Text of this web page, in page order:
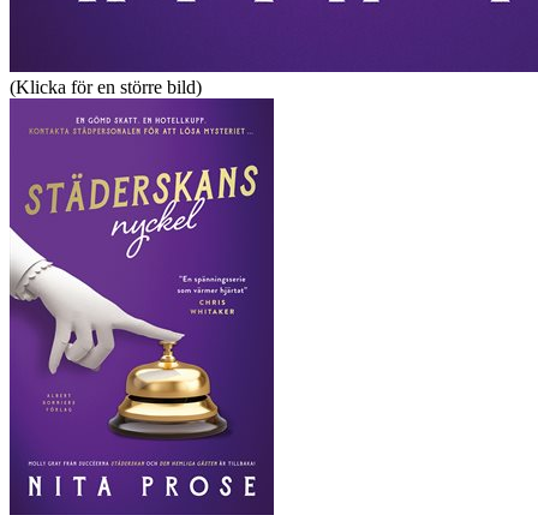
(Klicka för en större bild)